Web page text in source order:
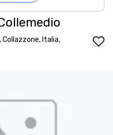
Collazzone, Italia,